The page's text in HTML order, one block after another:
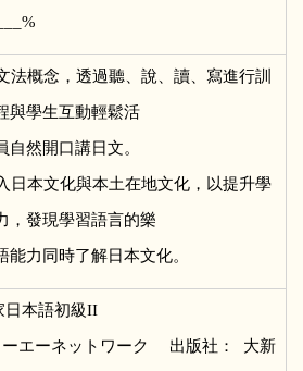
法概念，透過聽、說、讀、寫進行訓
與學生互動輕鬆活
自然開口講日文。
日本文化與本土在地文化，以提升學
，發現學習語言的樂
能力同時了解日本文化。
家日本語初級II
ーエーネットワーク 出版社： 大新